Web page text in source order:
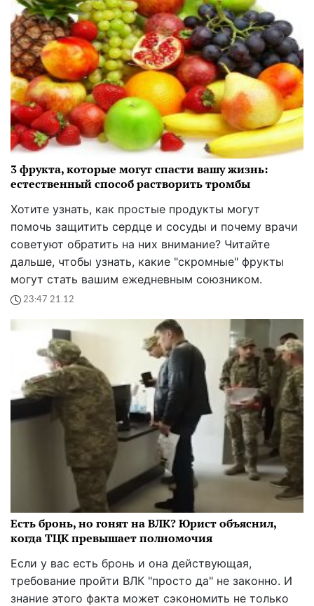
3 фрукта, которые могут спасти вашу жизнь:
естественный способ растворить тромбы
Хотите узнать, как простые продукты могут
помочь защитить сердце и сосуды и почему врачи
советуют обратить на них внимание? Читайте
дальше, чтобы узнать, какие "скромные" фрукты
могут стать вашим ежедневным союзником.
23:47 21.12
Есть бронь, но гонят на ВЛК? Юрист объяснил,
когда ТЦК превышает полномочия
Если у вас есть бронь и она действующая,
требование пройти ВЛК "просто да" не законно. И
знание этого факта может сэкономить не только